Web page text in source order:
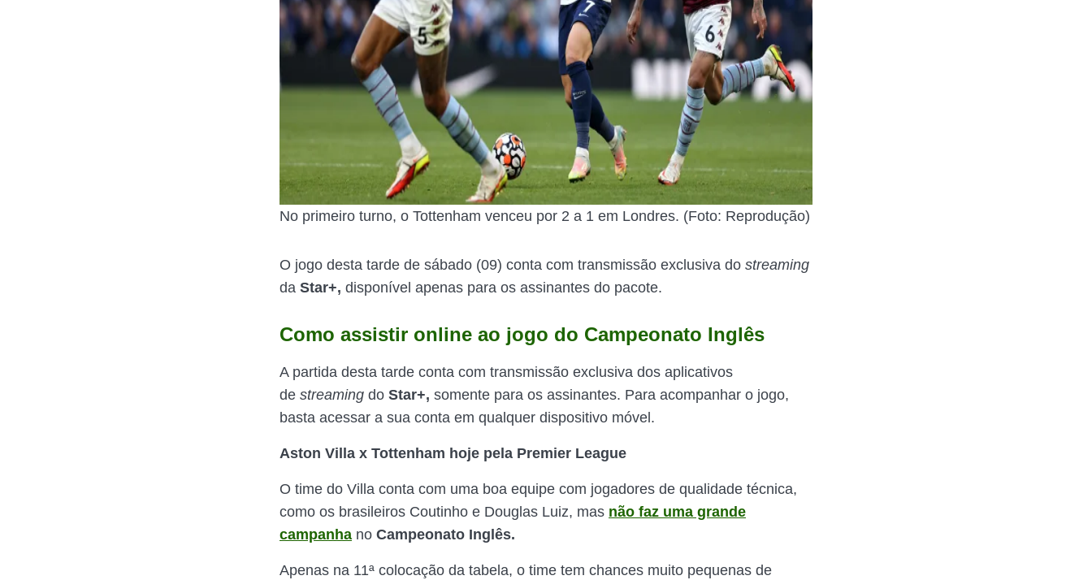
No primeiro turno, o Tottenham venceu por 2 a 1 em Londres. (Foto: Reprodução)
O jogo desta tarde de sábado (09) conta com transmissão exclusiva do streaming
da Star+, disponível apenas para os assinantes do pacote.
Como assistir online ao jogo do Campeonato Inglês
A partida desta tarde conta com transmissão exclusiva dos aplicativos
de streaming do Star+, somente para os assinantes. Para acompanhar o jogo,
basta acessar a sua conta em qualquer dispositivo móvel.
Aston Villa x Tottenham hoje pela Premier League
O time do Villa conta com uma boa equipe com jogadores de qualidade técnica,
como os brasileiros Coutinho e Douglas Luiz, mas não faz uma grande
campanha no Campeonato Inglês.
Apenas na 11ª colocação da tabela, o time tem chances muito pequenas de